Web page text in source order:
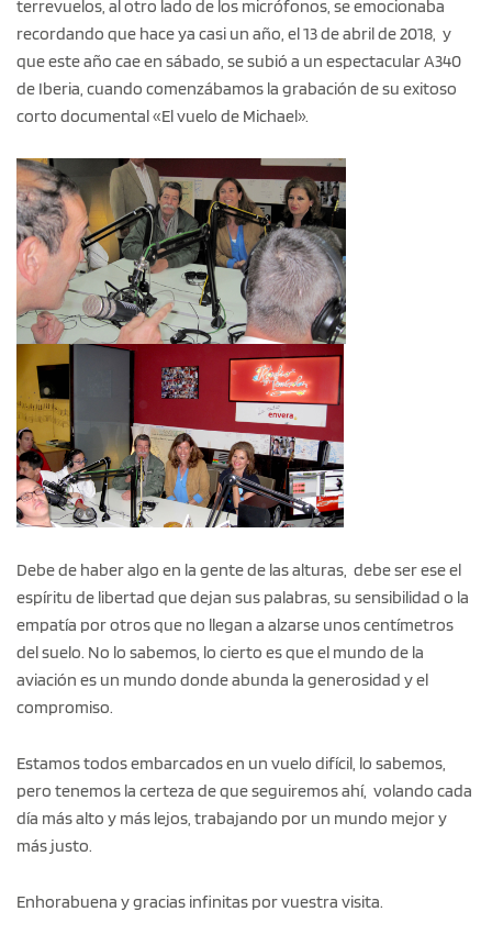
terrevuelos, al otro lado de los micrófonos, se emocionaba
recordando que hace ya casi un año, el 13 de abril de 2018, y
que este año cae en sábado, se subió a un espectacular A340
de Iberia, cuando comenzábamos la grabación de su exitoso
corto documental «El vuelo de Michael».
Debe de haber algo en la gente de las alturas, debe ser ese el
espíritu de libertad que dejan sus palabras, su sensibilidad o la
empatía por otros que no llegan a alzarse unos centímetros
del suelo. No lo sabemos, lo cierto es que el mundo de la
aviación es un mundo donde abunda la generosidad y el
compromiso.
Estamos todos embarcados en un vuelo difícil, lo sabemos,
pero tenemos la certeza de que seguiremos ahí, volando cada
día más alto y más lejos, trabajando por un mundo mejor y
más justo.
Enhorabuena y gracias infinitas por vuestra visita.